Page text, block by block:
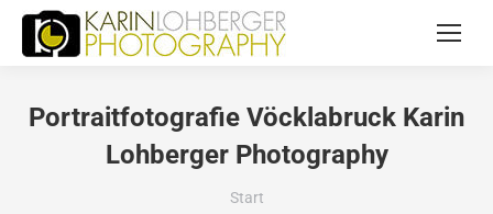
Portraitfotografie Vöcklabruck Karin
Lohberger Photography
Start